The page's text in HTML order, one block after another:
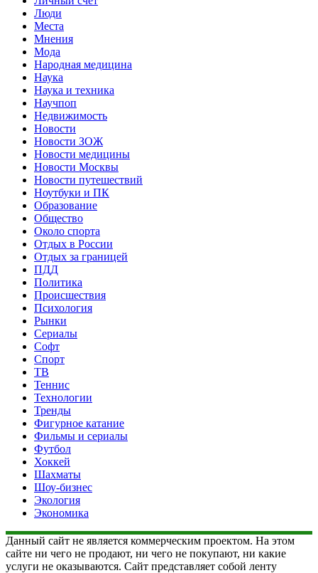
Люди
Места
Мнения
Мода
Народная медицина
Наука
Наука и техника
Научпоп
Недвижимость
Новости
Новости ЗОЖ
Новости медицины
Новости Москвы
Новости путешествий
Ноутбуки и ПК
Образование
Общество
Около спорта
Отдых в России
Отдых за границей
ПДД
Политика
Происшествия
Психология
Рынки
Сериалы
Софт
Спорт
ТВ
Теннис
Технологии
Тренды
Фигурное катание
Фильмы и сериалы
Футбол
Хоккей
Шахматы
Шоу-бизнес
Экология
Экономика
Данный сайт не является коммерческим проектом. На этом
сайте ни чего не продают, ни чего не покупают, ни какие
услуги не оказываются. Сайт представляет собой ленту